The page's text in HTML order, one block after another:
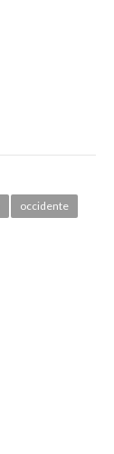
occidente